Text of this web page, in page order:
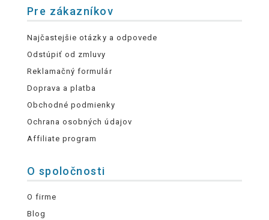
Pre zákazníkov
Najčastejšie otázky a odpovede
Odstúpiť od zmluvy
Reklamačný formulár
Doprava a platba
Obchodné podmienky
Ochrana osobných údajov
Affiliate program
O spoločnosti
O firme
Blog